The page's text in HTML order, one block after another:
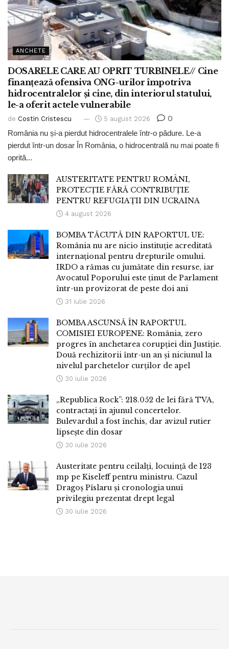
ANCHETE
DOSARELE CARE AU OPRIT TURBINELE// Cine
finanțează ofensiva ONG-urilor împotriva
hidrocentralelor și cine, din interiorul statului,
le-a oferit actele vulnerabile
de Costin Cristescu 5 august 2026 0
România nu și-a pierdut hidrocentralele într-o pădure. Le-a
pierdut într-un dosar În România, o hidrocentrală nu mai poate fi
oprită...
AUSTERITATE PENTRU ROMÂNI,
PROTECȚIE FĂRĂ CONTRIBUȚIE
PENTRU REFUGIAȚII DIN UCRAINA
4 august 2026
BOMBA TĂCUTĂ DIN RAPORTUL UE:
România nu are nicio instituție acreditată
internațional pentru drepturile omului.
IRDO a rămas cu jumătate din resurse, iar
Avocatul Poporului este ținut de Parlament
într-un provizorat de peste doi ani
31 iulie 2026
BOMBA ASCUNSĂ ÎN RAPORTUL
COMISIEI EUROPENE: România, zero
progres în anchetarea corupției din Justiție.
Două rechizitorii într-un an și niciunul la
nivelul parchetelor curților de apel
30 iulie 2026
„Republica Rock”: 218.052 de lei fără TVA,
contractați în ajunul concertelor.
Bulevardul a fost închis, dar avizul rutier
lipsește din dosar
30 iulie 2026
Austeritate pentru ceilalți, locuință de 123
mp pe Kiseleff pentru ministru. Cazul
Dragoș Pîslaru și cronologia unui
privilegiu prezentat drept legal
30 iulie 2026